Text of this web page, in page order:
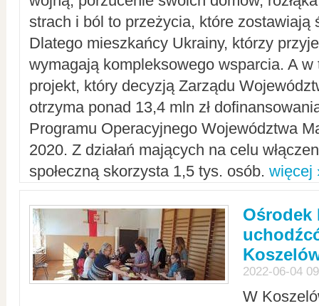
strach i ból to przeżycia, które zostawiają
Dlatego mieszkańcy Ukrainy, którzy
wymagają kompleksowego wsparcia. A w
projekt, który decyzją Zarządu
otrzyma ponad 13,4 mln zł
Programu Operacyjnego Województwa
2020. Z działań mających na celu
społeczną skorzysta 1,5 tys. osób. więcej
Ośrodek
2022-06-04
W